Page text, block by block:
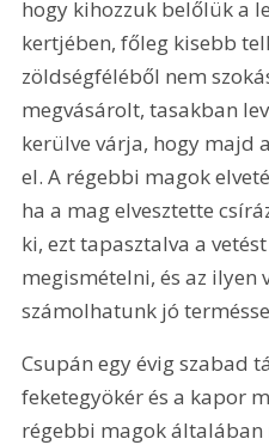
hogy kihozzuk belőlük a
kertjében, főleg kisebb
zöldségféléből nem
megvásárolt, tasakban
kerülve várja, hogy majd
el. A régebbi magok
ha a mag elvesztette
ki, ezt tapasztalva a
megismételni, és az ilyen
számolhatunk jó
Csupán egy évig szabad
feketegyökér és a kapor
régebbi magok általában